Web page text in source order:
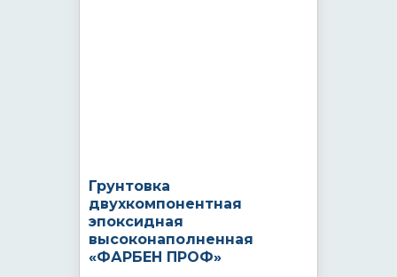
Грунтовка
двухкомпонентная
эпоксидная
высоконаполненная
«ФАРБЕН ПРОФ»